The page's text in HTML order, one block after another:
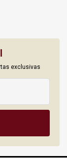
exclusivas